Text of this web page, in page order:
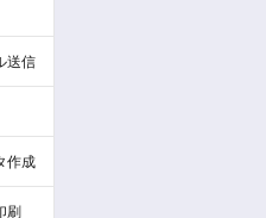
送信
作成
刷